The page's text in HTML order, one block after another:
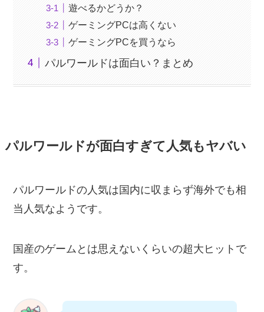
遊べるかどうか？
ゲーミングPCは高くない
ゲーミングPCを買うなら
パルワールドは面白い？まとめ
パルワールドが面白すぎて人気もヤバい
パルワールドの人気は国内に収まらず海外でも相
当人気なようです。
国産のゲームとは思えないくらいの超大ヒットで
す。